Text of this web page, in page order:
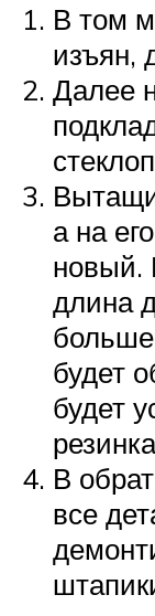
В том
изъян,
Далее
а на
новый.
длина
будет
будет
В
все